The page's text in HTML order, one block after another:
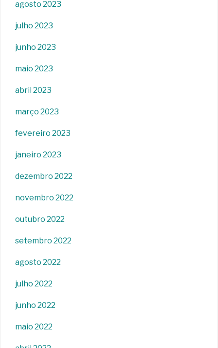
agosto 2023
julho 2023
junho 2023
maio 2023
abril 2023
março 2023
fevereiro 2023
janeiro 2023
dezembro 2022
novembro 2022
outubro 2022
setembro 2022
agosto 2022
julho 2022
junho 2022
maio 2022